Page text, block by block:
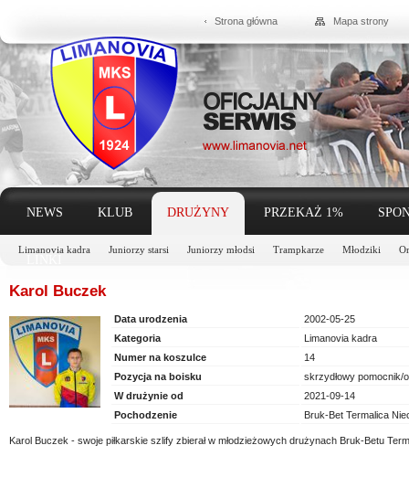
Strona główna Mapa strony
NEWS KLUB DRUŻYNY
Limanovia kadra Juniorzy starsi Juniorzy młodsi Trampkarze Młodziki
PRZEKAŻ 1%
Karol Buczek
Data urodzenia
2002-05-25
Kategoria
Limanovia kadra
Numer na koszulce
14
Pozycja na boisku
skrzydłowy pomocnik/
W drużynie od
2021-09-14
Pochodzenie
Bruk-Bet Termalica
Karol Buczek - swoje piłkarskie szlify zbierał w młodzieżowych drużynach Bruk-Betu